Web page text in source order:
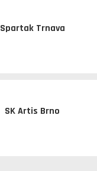
Spartak Trnava
SK Artis Brno